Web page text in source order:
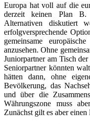
Europa hat voll auf die
derzeit keinen Plan B.
Alternativen diskutiert
erfolgversprechende
gemeinsame
anzusehen. Ohne
Juniorpartner am Tisch
Seniorpartner könnten
hätten dann, ohne
Bevölkerung, das
und über die
Währungszone muss
Zunächst gilt es aber